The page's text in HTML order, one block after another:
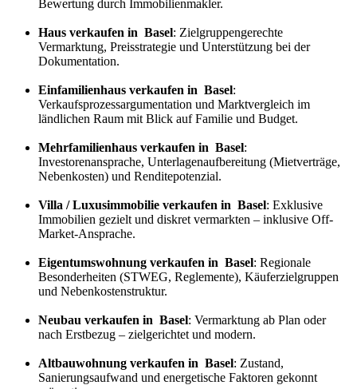
Bewertung durch Immobilienmakler.
Haus verkaufen in Basel: Zielgruppengerechte
Vermarktung, Preisstrategie und Unterstützung bei der
Dokumentation.
Einfamilienhaus verkaufen in Basel:
Verkaufsprozessargumentation und Marktvergleich im
ländlichen Raum mit Blick auf Familie und Budget.
Mehrfamilienhaus verkaufen in Basel:
Investorenansprache, Unterlagenaufbereitung (Mietverträge,
Nebenkosten) und Renditepotenzial.
Villa / Luxusimmobilie verkaufen in Basel: Exklusive
Immobilien gezielt und diskret vermarkten – inklusive Off-
Market-Ansprache.
Eigentumswohnung verkaufen in Basel: Regionale
Besonderheiten (STWEG, Reglemente), Käuferzielgruppen
und Nebenkostenstruktur.
Neubau verkaufen in Basel: Vermarktung ab Plan oder
nach Erstbezug – zielgerichtet und modern.
Altbauwohnung verkaufen in Basel: Zustand,
Sanierungsaufwand und energetische Faktoren gekonnt